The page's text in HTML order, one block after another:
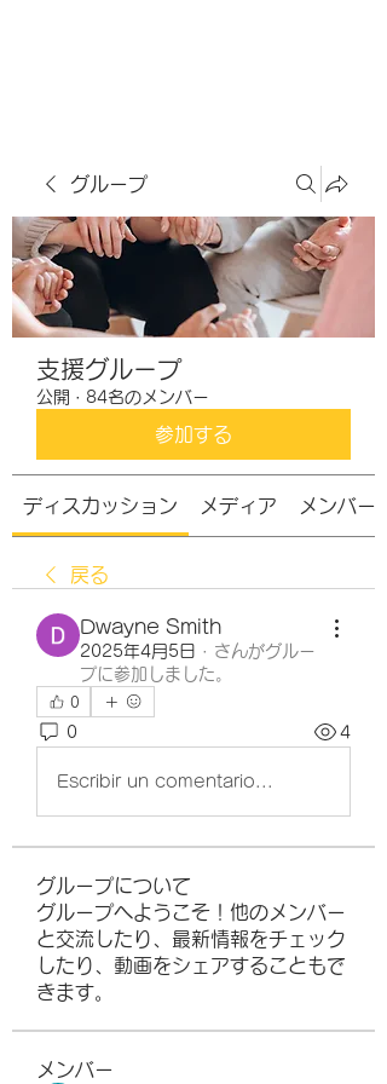
グループ
支援グループ
公開 · 84名のメンバー
参加する
ディスカッション メディア メンバー
戻る
Dwayne Smith
2025年4月5日 · さんがグルー
プに参加しました。
0
0 4
Escribir un comentario...
グループについて
グループへようこそ！他のメンバー
と交流したり、最新情報をチェック
したり、動画をシェアすることもで
きます。
メンバー